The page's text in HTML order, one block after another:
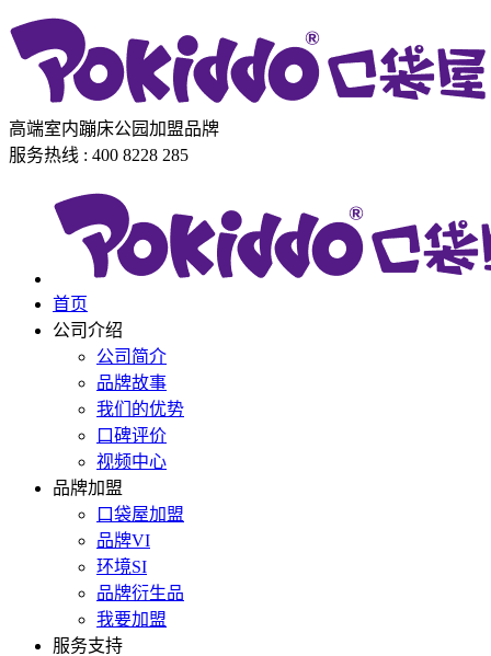
高端室内蹦床公园加盟品牌
服务热线 : 400 8228 285
首页
公司介绍
公司简介
品牌故事
我们的优势
口碑评价
视频中心
品牌加盟
口袋屋加盟
品牌VI
环境SI
品牌衍生品
我要加盟
服务支持